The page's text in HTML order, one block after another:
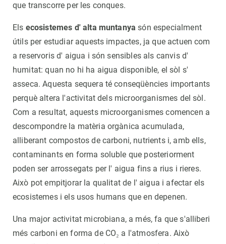
que transcorre per les conques.
Els ecosistemes d' alta muntanya són especialment
útils per estudiar aquests impactes, ja que actuen com
a reservoris d' aigua i són sensibles als canvis d'
humitat: quan no hi ha aigua disponible, el sòl s'
asseca. Aquesta sequera té conseqüències importants
perquè altera l'activitat dels microorganismes del sòl.
Com a resultat, aquests microorganismes comencen a
descompondre la matèria orgànica acumulada,
alliberant compostos de carboni, nutrients i, amb ells,
contaminants en forma soluble que posteriorment
poden ser arrossegats per l' aigua fins a rius i rieres.
Això pot empitjorar la qualitat de l' aigua i afectar els
ecosistemes i els usos humans que en depenen.
Una major activitat microbiana, a més, fa que s'alliberi
més carboni en forma de CO₂ a l'atmosfera. Això